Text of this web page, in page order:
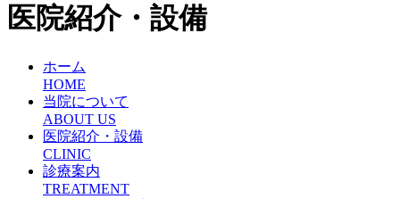
医院紹介・設備
ホーム
HOME
当院について
ABOUT US
医院紹介・設備
CLINIC
診療案内
TREATMENT